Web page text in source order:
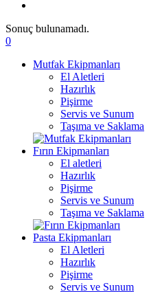
Sonuç bulunamadı.
0
Mutfak Ekipmanları
El Aletleri
Hazırlık
Pişirme
Servis ve Sunum
Taşıma ve Saklama
Fırın Ekipmanları
El aletleri
Hazırlık
Pişirme
Servis ve Sunum
Taşıma ve Saklama
Pasta Ekipmanları
El Aletleri
Hazırlık
Pişirme
Servis ve Sunum